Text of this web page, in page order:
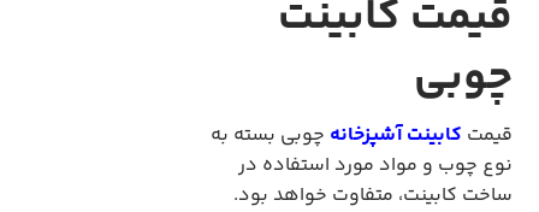
قیمت کابینت
چوبی
قیمت کابینت آشپزخانه چوبی بسته به
نوع چوب و مواد مورد استفاده در
ساخت کابینت، متفاوت خواهد بود.